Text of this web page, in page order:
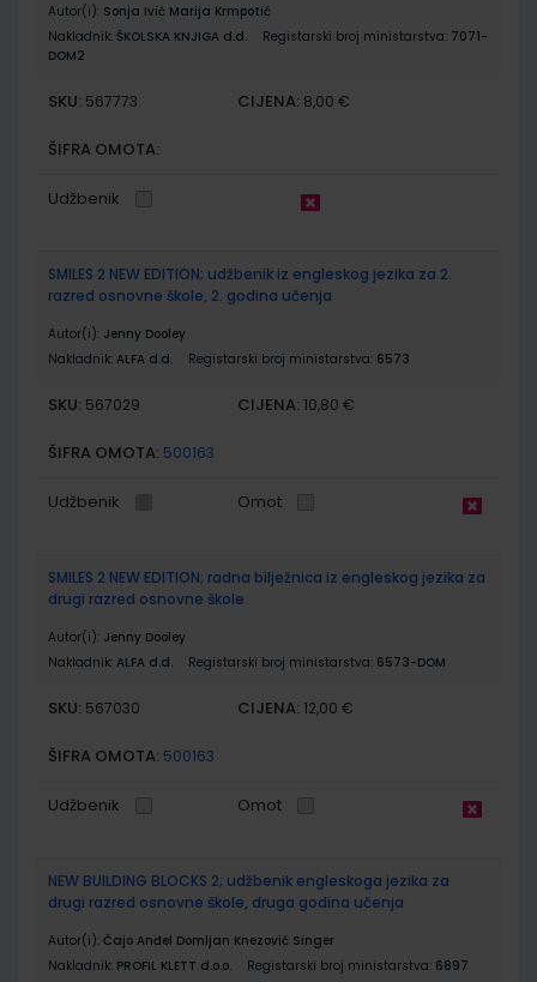
Autor(i): Sonja Ivić Marija Krmpotić
Nakladnik: ŠKOLSKA KNJIGA d.d. Registarski broj ministarstva: 7071-
DOM2
SKU: 567773 CIJENA: 8,00 €
ŠIFRA OMOTA:
Udžbenik
SMILES 2 NEW EDITION; udžbenik iz engleskog jezika za 2.
razred osnovne škole, 2. godina učenja
Autor(i): Jenny Dooley
Nakladnik: ALFA d.d. Registarski broj ministarstva: 6573
SKU: 567029 CIJENA: 10,80 €
ŠIFRA OMOTA: 500163
Udžbenik Omot
SMILES 2 NEW EDITION; radna bilježnica iz engleskog jezika za
drugi razred osnovne škole
Autor(i): Jenny Dooley
Nakladnik: ALFA d.d. Registarski broj ministarstva: 6573-DOM
SKU: 567030 CIJENA: 12,00 €
ŠIFRA OMOTA: 500163
Udžbenik Omot
NEW BUILDING BLOCKS 2; udžbenik engleskoga jezika za
drugi razred osnovne škole, druga godina učenja
Autor(i): Čajo Anđel Domljan Knezović Singer
Nakladnik: PROFIL KLETT d.o.o. Registarski broj ministarstva: 6897